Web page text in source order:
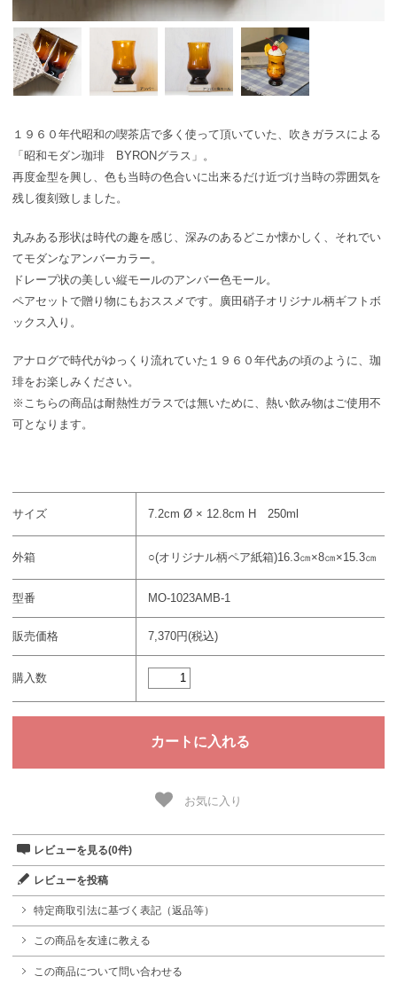
１９６０年代昭和の喫茶店で多く使って頂いていた、吹きガラスによる
「昭和モダン珈琲 BYRONグラス」。
再度金型を興し、色も当時の色合いに出来るだけ近づけ当時の雰囲気を
残し復刻致しました。
丸みある形状は時代の趣を感じ、深みのあるどこか懐かしく、それでい
てモダンなアンバーカラー。
ドレープ状の美しい縦モールのアンバー色モール。
ペアセットで贈り物にもおススメです。廣田硝子オリジナル柄ギフトボ
ックス入り。
アナログで時代がゆっくり流れていた１９６０年代あの頃のように、珈
琲をお楽しみください。
※こちらの商品は耐熱性ガラスでは無いために、熱い飲み物はご使用不
可となります。
サイズ 7.2cm Ø × 12.8cm H 250ml
外箱 ○(オリジナル柄ペア紙箱)16.3㎝×8㎝×15.3㎝
型番 MO-1023AMB-1
販売価格 7,370円(税込)
購入数
お気に入り
レビューを見る(0件)
レビューを投稿
特定商取引法に基づく表記（返品等）
この商品を友達に教える
この商品について問い合わせる